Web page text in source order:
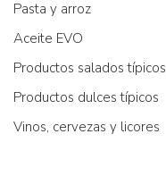
Pasta y arroz
Aceite EVO
Productos salados típicos
Productos dulces típicos
Vinos, cervezas y licores